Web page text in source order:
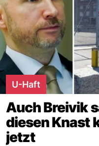
U-Haft
Auch Breivik
diesen Knast
jetzt